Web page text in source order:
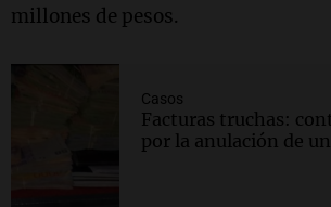
millones de pesos.
Casos
Facturas truchas:
por la anulación de